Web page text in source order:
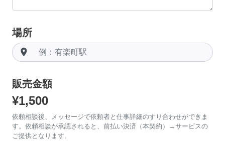
場所
room
販売金額
¥1,500
依頼相談後、メッセージで依頼者と仕事詳細のすり合わせができま
す。依頼相談が承認されると、前払い決済（本契約）→サービスの
ご提供となります。